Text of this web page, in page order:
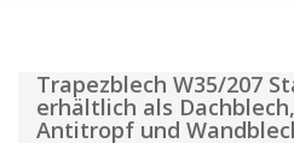
Trapezblech W35/207
erhältlich als
Antitropf und